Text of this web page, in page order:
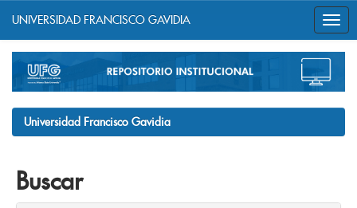
navigation
UNIVERSIDAD FRANCISCO GAVIDIA
Universidad Francisco Gavidia
Buscar